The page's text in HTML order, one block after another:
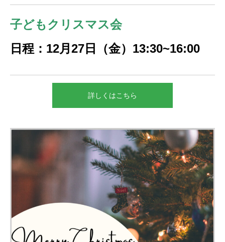
子どもクリスマス会
日程：12月27日（金）13:30~16:00
詳しくはこちら